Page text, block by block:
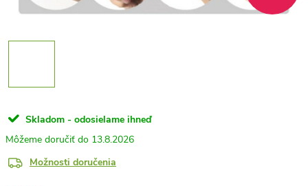
Skladom - odosielame ihneď
13.8.2026
Možnosti doručenia